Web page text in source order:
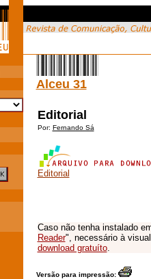
Alceu 31
Editorial
Por: Fernando Sá
Editorial
Caso não tenha instalado
Reader", necessário à
download gratuíto.
Versão para impressão: